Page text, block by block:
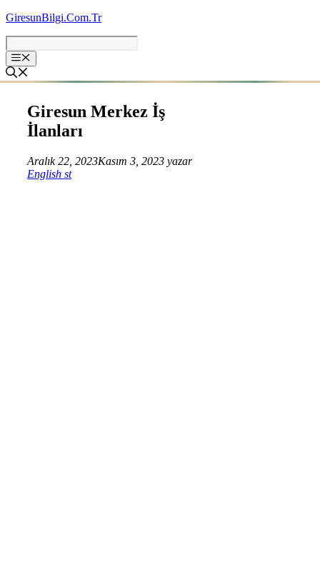
İçeriğe
GiresunBilgi.Com.Tr
Giresun Merkez İş
İlanları
Aralık 22, 2023Kasım 3, 2023 yazar
English st